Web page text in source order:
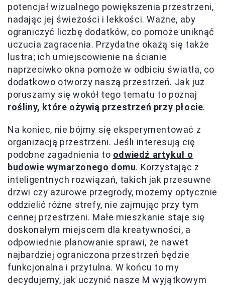
potencjał wizualnego powiększenia przestrzeni,
nadając jej świeżości i lekkości. Ważne, aby
ograniczyć liczbę dodatków, co pomoże uniknąć
uczucia zagracenia. Przydatne okażą się także
lustra; ich umiejscowienie na ścianie
naprzeciwko okna pomoże w odbiciu światła, co
dodatkowo otworzy naszą przestrzeń. Jak już
poruszamy się wokół tego tematu to poznaj
rośliny, które ożywią przestrzeń przy płocie.
Na koniec, nie bójmy się eksperymentować z
organizacją przestrzeni. Jeśli interesują cię
podobne zagadnienia to odwiedź artykuł o
budowie wymarzonego domu. Korzystając z
inteligentnych rozwiązań, takich jak przesuwne
drzwi czy ażurowe przegrody, możemy optycznie
oddzielić różne strefy, nie zajmując przy tym
cennej przestrzeni. Małe mieszkanie staje się
doskonałym miejscem dla kreatywności, a
odpowiednie planowanie sprawi, że nawet
najbardziej ograniczona przestrzeń będzie
funkcjonalna i przytulna. W końcu to my
decydujemy, jak uczynić nasze M wyjątkowym